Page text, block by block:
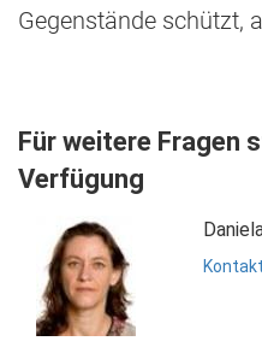
Gegenstände schützt,
Für weitere Fragen
Verfügung